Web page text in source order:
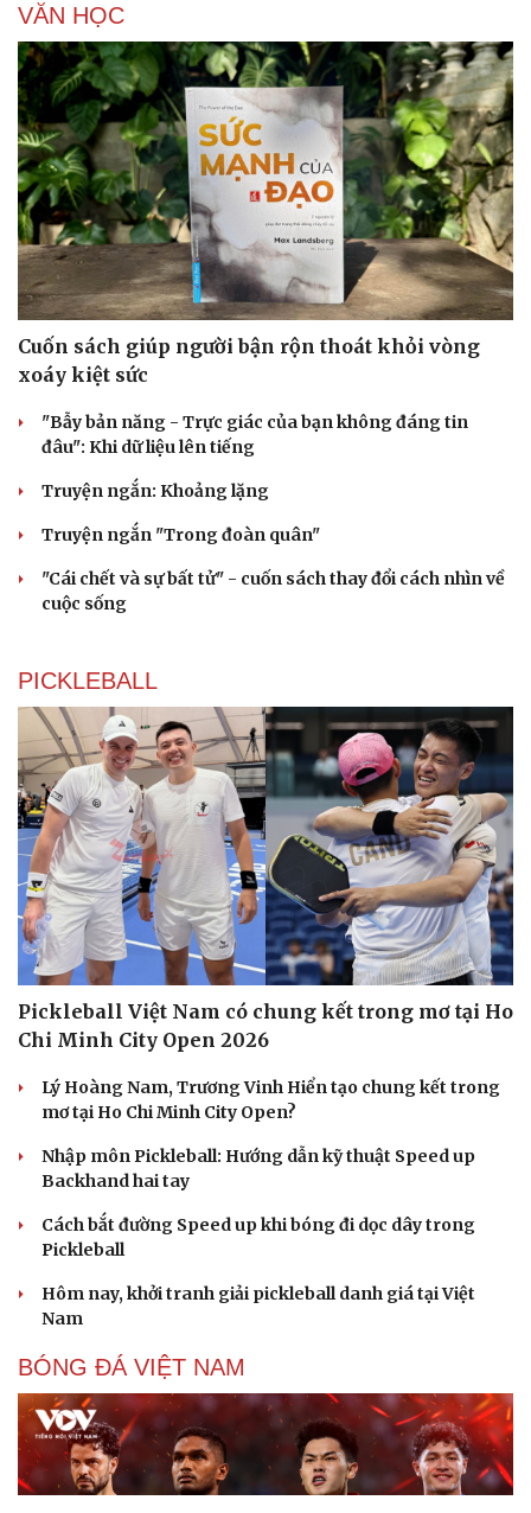
VĂN HỌC
Cuốn sách giúp người bận rộn thoát khỏi vòng
xoáy kiệt sức
"Bẫy bản năng - Trực giác của bạn không đáng tin
đâu": Khi dữ liệu lên tiếng
Truyện ngắn: Khoảng lặng
Truyện ngắn "Trong đoàn quân"
"Cái chết và sự bất tử" - cuốn sách thay đổi cách nhìn về
cuộc sống
PICKLEBALL
Pickleball Việt Nam có chung kết trong mơ tại Ho
Chi Minh City Open 2026
Lý Hoàng Nam, Trương Vinh Hiển tạo chung kết trong
mơ tại Ho Chi Minh City Open?
Nhập môn Pickleball: Hướng dẫn kỹ thuật Speed up
Backhand hai tay
Cách bắt đường Speed up khi bóng đi dọc dây trong
Pickleball
Hôm nay, khởi tranh giải pickleball danh giá tại Việt
Nam
BÓNG ĐÁ VIỆT NAM